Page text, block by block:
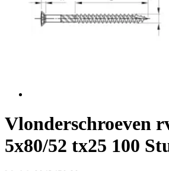
Vlonderschroeven
5x80/52 tx25 100